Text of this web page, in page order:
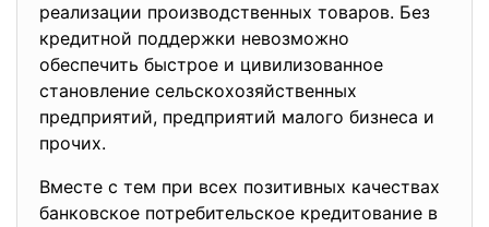
реализации производственных товаров. Без
кредитной поддержки невозможно
обеспечить быстрое и цивилизованное
становление сельскохозяйственных
предприятий, предприятий малого бизнеса и
прочих.
Вместе с тем при всех позитивных качествах
банковское потребительское кредитование в